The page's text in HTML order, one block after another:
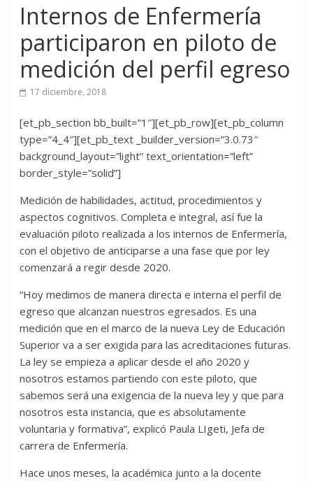
Internos de Enfermería
participaron en piloto de
medición del perfil egreso
17 diciembre, 2018
[et_pb_section bb_built=”1″][et_pb_row][et_pb_column
type=”4_4″][et_pb_text _builder_version=”3.0.73″
background_layout=”light” text_orientation=”left”
border_style=”solid”]
Medición de habilidades, actitud, procedimientos y
aspectos cognitivos. Completa e integral, así fue la
evaluación piloto realizada a los internos de Enfermería,
con el objetivo de anticiparse a una fase que por ley
comenzará a regir desde 2020.
“Hoy medimos de manera directa e interna el perfil de
egreso que alcanzan nuestros egresados. Es una
medición que en el marco de la nueva Ley de Educación
Superior va a ser exigida para las acreditaciones futuras.
La ley se empieza a aplicar desde el año 2020 y
nosotros estamos partiendo con este piloto, que
sabemos será una exigencia de la nueva ley y que para
nosotros esta instancia, que es absolutamente
voluntaria y formativa”, explicó Paula LIgeti, Jefa de
carrera de Enfermería.
Hace unos meses, la académica junto a la docente